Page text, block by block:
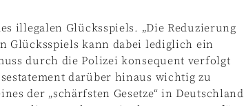
illegalen Glücksspiels. „Die Reduzierung
Glücksspiels kann dabei lediglich ein
durch die Polizei konsequent verfolgt
darüber hinaus wichtig zu
der „schärfsten Gesetze“ in Deutschland